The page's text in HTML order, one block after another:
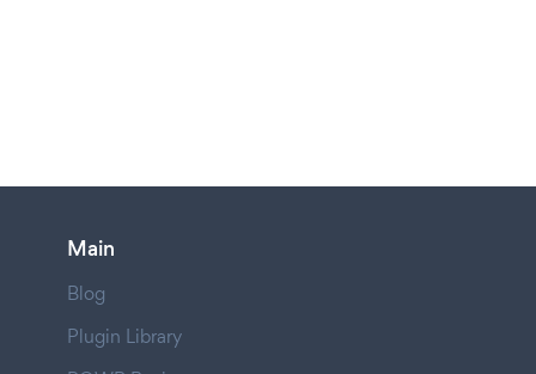
Main
Blog
Plugin Library